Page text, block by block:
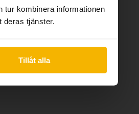
tur kombinera informationen
deras tjänster.
Tillåt alla